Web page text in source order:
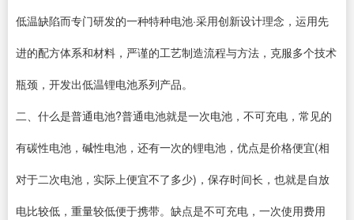
低温缺陷而专门研发的一种特种电池·采用创新设计理念，运用先
进的配方体系和材料，严谨的工艺制造流程与方法，克服多个技术
瓶颈，开发出低温锂电池系列产品。
二、什么是普通电池?普通电池就是一次电池，不可充电，常见的
有碳性电池，碱性电池，还有一次的锂电池，优点是价格便宜(相
对于二次电池，实际上便宜不了多少)，保存时间长，也就是自放
电比较低，重量较低便于携带。缺点是不可充电，一次使用费用